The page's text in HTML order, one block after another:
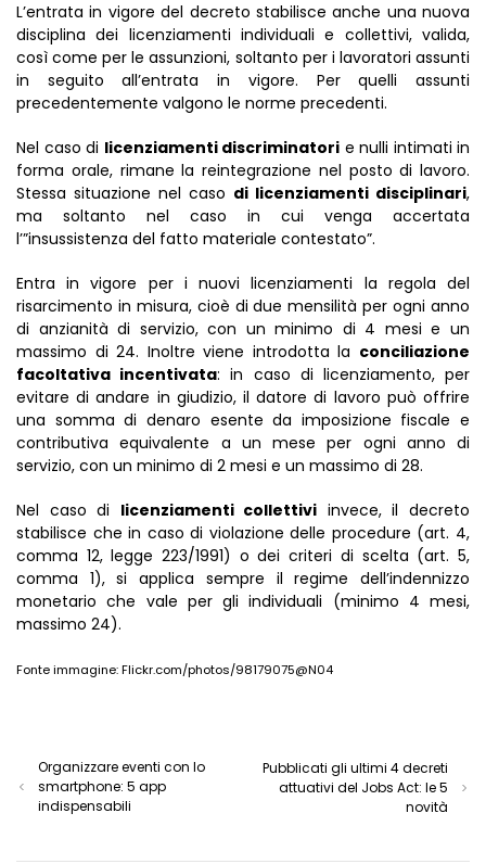
L’entrata in vigore del decreto stabilisce anche una nuova
disciplina dei licenziamenti individuali e collettivi, valida,
così come per le assunzioni, soltanto per i lavoratori assunti
in seguito all’entrata in vigore. Per quelli assunti
precedentemente valgono le norme precedenti.
Nel caso di licenziamenti discriminatori e nulli intimati in
forma orale, rimane la reintegrazione nel posto di lavoro.
Stessa situazione nel caso di licenziamenti disciplinari,
ma soltanto nel caso in cui venga accertata
l’”insussistenza del fatto materiale contestato”.
Entra in vigore per i nuovi licenziamenti la regola del
risarcimento in misura, cioè di due mensilità per ogni anno
di anzianità di servizio, con un minimo di 4 mesi e un
massimo di 24. Inoltre viene introdotta la conciliazione
facoltativa incentivata: in caso di licenziamento, per
evitare di andare in giudizio, il datore di lavoro può offrire
una somma di denaro esente da imposizione fiscale e
contributiva equivalente a un mese per ogni anno di
servizio, con un minimo di 2 mesi e un massimo di 28.
Nel caso di licenziamenti collettivi invece, il decreto
stabilisce che in caso di violazione delle procedure (art. 4,
comma 12, legge 223/1991) o dei criteri di scelta (art. 5,
comma 1), si applica sempre il regime dell’indennizzo
monetario che vale per gli individuali (minimo 4 mesi,
massimo 24).
Fonte immagine: Flickr.com/photos/98179075@N04
Organizzare eventi con lo
smartphone: 5 app
indispensabili
Pubblicati gli ultimi 4 decreti
attuativi del Jobs Act: le 5
novità